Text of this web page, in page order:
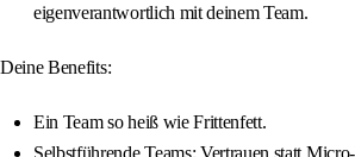
eigenverantwortlich mit deinem Team.
Deine Benefits:
Ein Team so heiß wie Frittenfett.